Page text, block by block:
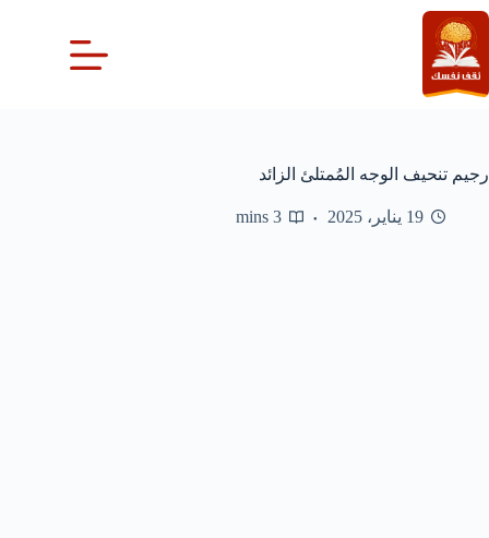
التجاوز
إلى
المحتوى
رجيم تنحيف الوجه المُمتلئ الزائد
19 يناير، 2025 3 mins